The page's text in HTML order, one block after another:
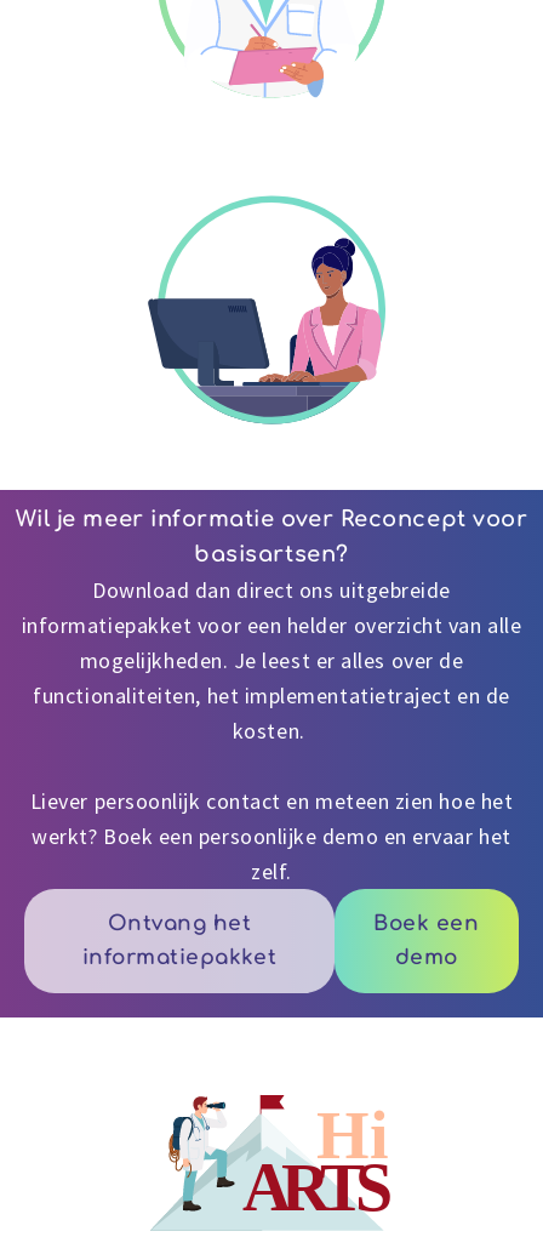
Wil je meer informatie over Reconcept voor
basisartsen?
Download dan direct ons uitgebreide
informatiepakket voor een helder overzicht van alle
mogelijkheden. Je leest er alles over de
functionaliteiten, het implementatietraject en de
kosten.
Liever persoonlijk contact en meteen zien hoe het
werkt? Boek een persoonlijke demo en ervaar het
zelf.
Ontvang het
informatiepakket
Boek een
demo
Hi
ARTS